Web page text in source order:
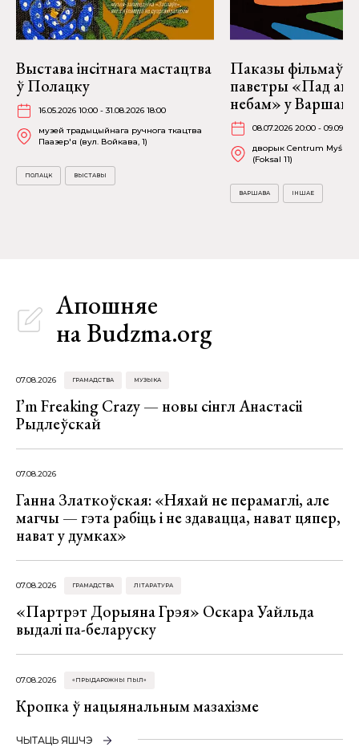
Выстава інсітнага мастацтва
ў Полацку
16.05.2026 10:00 - 31.08.2026 18:00
музей традыцыйнага ручнога ткацтва
Паазер'я (вул. Войкава, 1)
ПОЛАЦК ВЫСТАВЫ
Паказы фільмаў
паветры «Пад
небам» у Варшаве
08.07.2026 20:00 -
дворык Centrum Myśli
(Foksal 11)
ВАРШАВА ІНШАЕ
Апошняе
на Budzma.org
07.08.2026 ГРАМАДСТВА МУЗЫКА
I’m Freaking Crazy — новы сінгл Анастасіі
Рыдлеўскай
07.08.2026
Ганна Златкоўская: «Няхай не перамаглі, але
магчы — гэта рабіць і не здавацца, нават цяпер,
нават у думках»
07.08.2026 ГРАМАДСТВА ЛІТАРАТУРА
«Партрэт Дорыяна Грэя» Оскара Уайльда
выдалі па-беларуску
07.08.2026 «ПРЫДАРОЖНЫ ПЫЛ»
Кропка ў нацыянальным мазахізме
ЧЫТАЦЬ ЯШЧЭ